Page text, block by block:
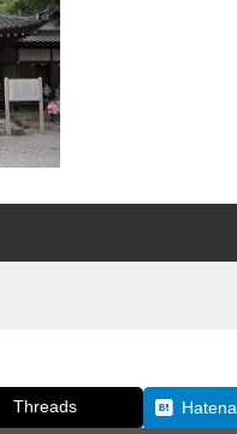
Threads Hatena